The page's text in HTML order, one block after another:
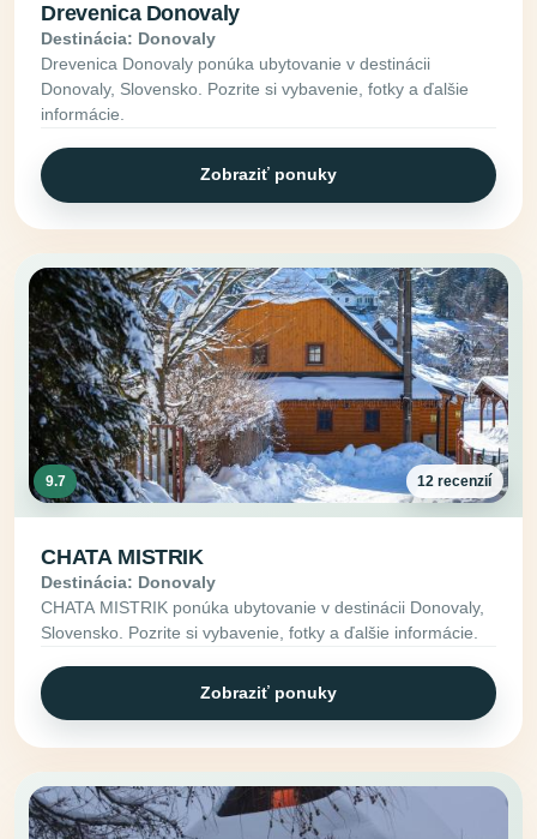
Drevenica Donovaly
Destinácia: Donovaly
Drevenica Donovaly ponúka ubytovanie v destinácii
Donovaly, Slovensko. Pozrite si vybavenie, fotky a ďalšie
informácie.
Zobraziť ponuky
9.7 12 recenzií
CHATA MISTRIK
Destinácia: Donovaly
CHATA MISTRIK ponúka ubytovanie v destinácii Donovaly,
Slovensko. Pozrite si vybavenie, fotky a ďalšie informácie.
Zobraziť ponuky